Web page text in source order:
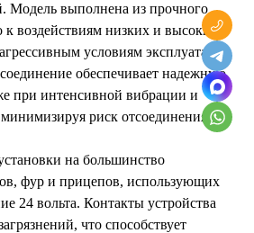
Модель выполнена из прочного
к воздействиям низких и высоких
условиям эксплуатации
обеспечивает надежную
при интенсивной вибрации и
риск отсоединения
на большинство
фур и прицепов, использующих
24 вольта. Контакты устройства
что способствует